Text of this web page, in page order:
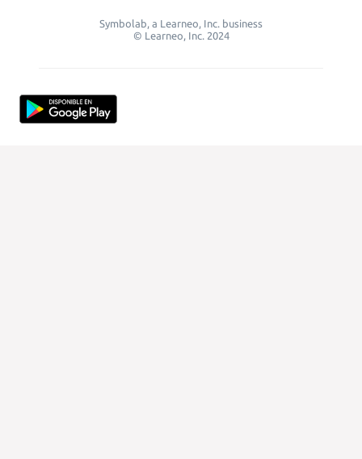
Symbolab, a Learneo, Inc. business
© Learneo, Inc. 2024